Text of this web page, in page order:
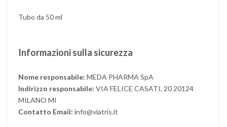
Tubo da 50 ml
Informazioni sulla sicurezza
Nome responsabile: MEDA PHARMA SpA
Indirizzo responsabile: VIA FELICE CASATI, 20 20124
MILANO MI
Contatto Email: info@viatris.it